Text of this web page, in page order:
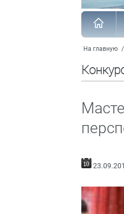
На главную /